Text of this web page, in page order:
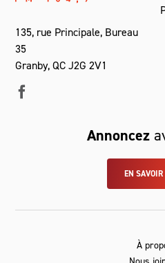
135, rue Principale, Bureau
35
Granby, QC J2G 2V1
Annoncez
EN
À